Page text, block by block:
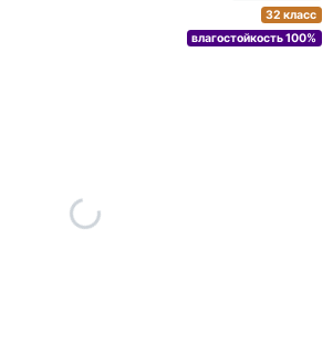
32 класс
влагостойкость 100%